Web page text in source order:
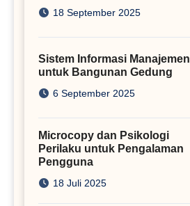
18 September 2025
Sistem Informasi Manajemen
untuk Bangunan Gedung
6 September 2025
Microcopy dan Psikologi
Perilaku untuk Pengalaman
Pengguna
18 Juli 2025